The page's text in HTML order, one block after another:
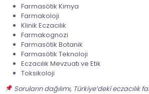
Farmasötik Kimya
Farmakoloji
Klinik Eczacılık
Farmakognozi
Farmasötik Botanik
Farmasötik Teknoloji
Eczacılık Mevzuatı ve Etik
Toksikoloji
Soruların dağılımı, Türkiye’deki eczacılık